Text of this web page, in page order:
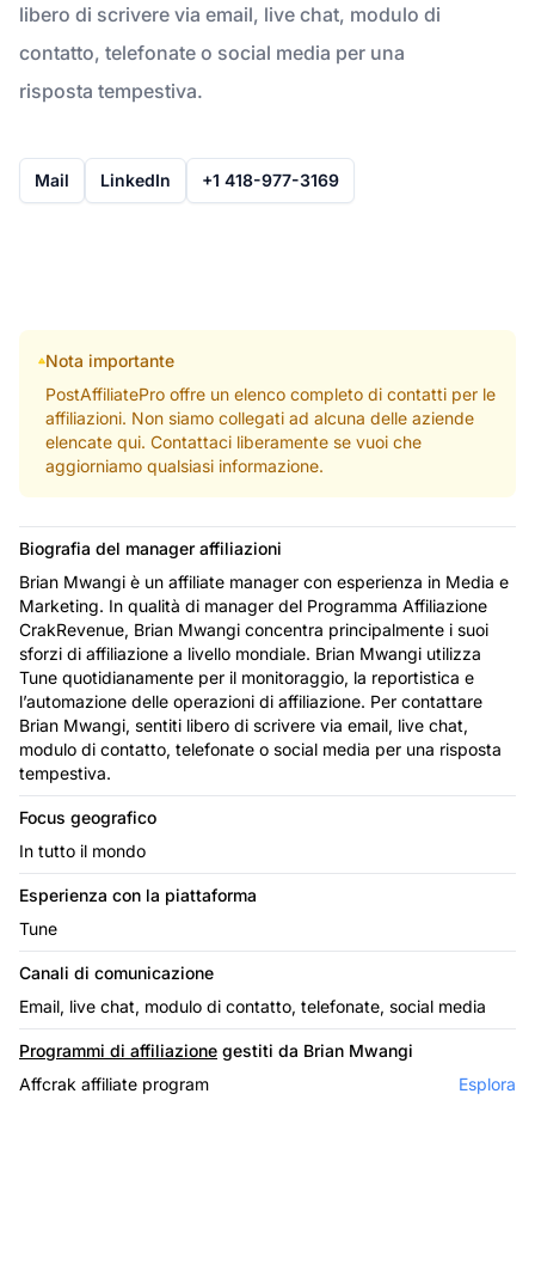
libero di scrivere via email, live chat, modulo di
contatto, telefonate o social media per una
risposta tempestiva.
Mail LinkedIn +1 418-977-3169
Nota importante
PostAffiliatePro offre un elenco completo di contatti per le
affiliazioni. Non siamo collegati ad alcuna delle aziende
elencate qui. Contattaci liberamente se vuoi che
aggiorniamo qualsiasi informazione.
Biografia del manager affiliazioni
Brian Mwangi è un affiliate manager con esperienza in Media e
Marketing. In qualità di manager del Programma Affiliazione
CrakRevenue, Brian Mwangi concentra principalmente i suoi
sforzi di affiliazione a livello mondiale. Brian Mwangi utilizza
Tune quotidianamente per il monitoraggio, la reportistica e
l’automazione delle operazioni di affiliazione. Per contattare
Brian Mwangi, sentiti libero di scrivere via email, live chat,
modulo di contatto, telefonate o social media per una risposta
tempestiva.
Focus geografico
In tutto il mondo
Esperienza con la piattaforma
Tune
Canali di comunicazione
Email, live chat, modulo di contatto, telefonate, social media
Programmi di affiliazione gestiti da Brian Mwangi
Affcrak affiliate program
Esplora